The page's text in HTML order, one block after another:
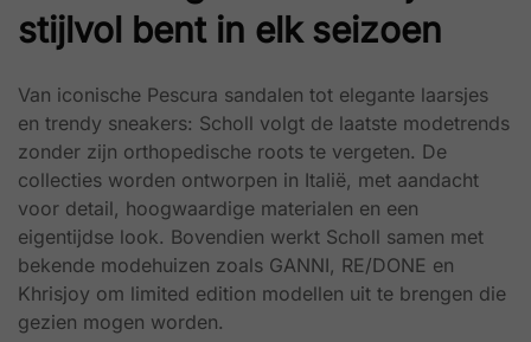
stijlvol bent in elk seizoen
Van iconische Pescura sandalen tot elegante laarsjes
en trendy sneakers: Scholl volgt de laatste modetrends
zonder zijn orthopedische roots te vergeten. De
collecties worden ontworpen in Italië, met aandacht
voor detail, hoogwaardige materialen en een
eigentijdse look. Bovendien werkt Scholl samen met
bekende modehuizen zoals GANNI, RE/DONE en
Khrisjoy om limited edition modellen uit te brengen die
gezien mogen worden.